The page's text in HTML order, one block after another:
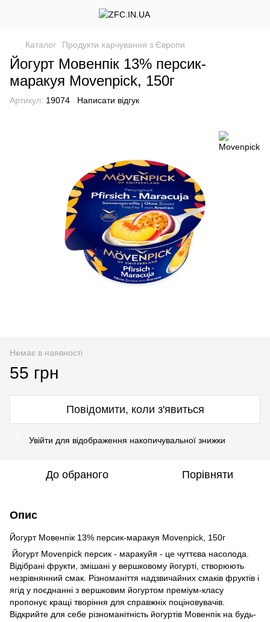
Каталог Продукти харчування з Європи
Йогурт Мовенпік 13% персик-
маракуя Movenpick, 150г
Артикул: 19074 Написати відгук
Немає в наявності
55 грн
Повідомити, коли з'явиться
Увійти для відображення накопичувальної знижки
До обраного Порівняти
Опис
Йогурт Мовенпік 13% персик-маракуя Movenpick, 150г
Йогурт Movenpick персик - маракуйя - це чуттєва насолода.
Відібрані фрукти, змішані у вершковому йогурті, створюють
незрівнянний смак. Різноманіття надзвичайних смаків фруктів і
ягід у поєднанні з вершковим йогуртом преміум-класу
пропонує кращі творіння для справжніх поціновувачів.
Відкрийте для себе різноманітність йогуртів Мовенпік на будь-